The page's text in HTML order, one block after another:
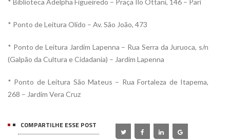
* Ponto de Leitura Olido – Av. São João, 473
* Ponto de Leitura Jardim Lapenna – Rua Serra da Juruoca, s/n
(Galpão da Cultura e Cidadania) – Jardim Lapenna
* Ponto de Leitura São Mateus – Rua Fortaleza de Itapema,
268 – Jardim Vera Cruz
COMPARTILHE ESSE POST